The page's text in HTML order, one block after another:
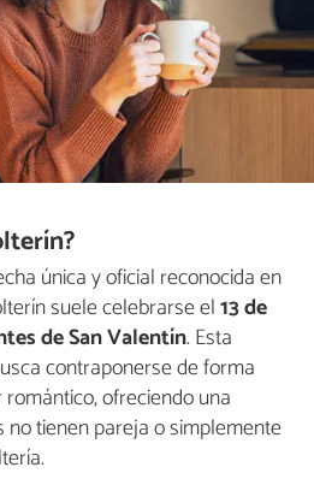
única y oficial reconocida en
suele celebrarse el13 de
de San Valentín. Esta
contraponerse de forma
ofreciendo una
tienen pareja o simplemente